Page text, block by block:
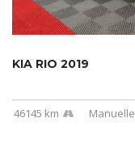
KIA RIO 2019
46145 km Manuelle